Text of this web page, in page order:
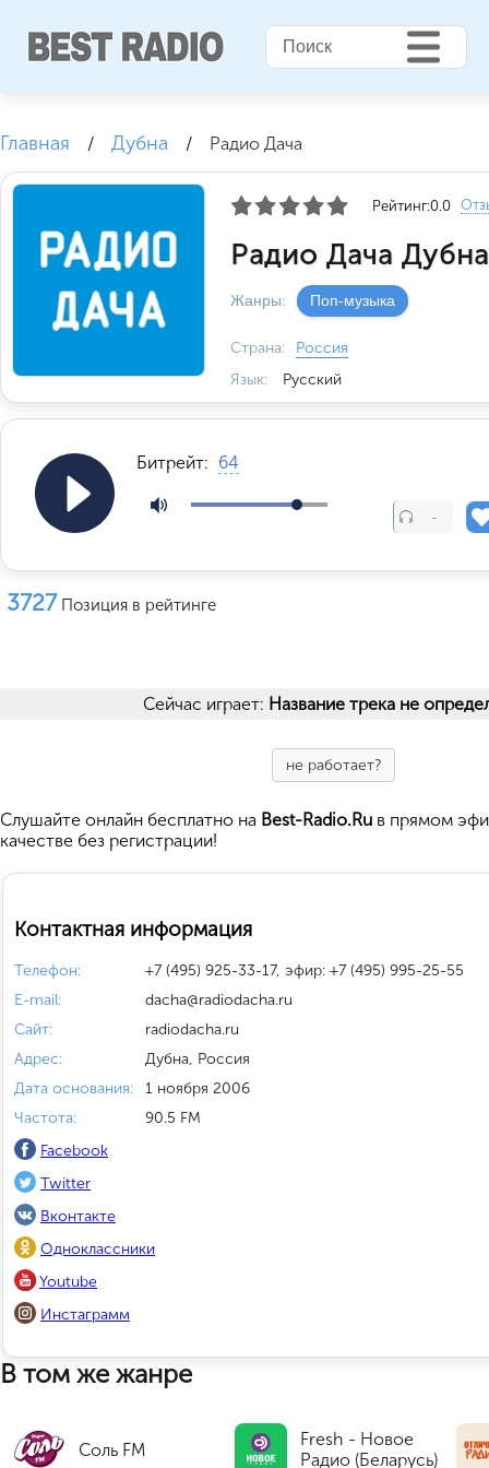
Главная / Дубна / Радио Дача
Рейтинг:0.0
Радио Дача
Жанры: Поп-музыка
Страна:
Россия
Язык:
Русский
Битрейт: 64
-
3727 Позиция в рейтинге
Сейчас играет: Название трека не
не работает?
Cлушайте онлайн бесплатно на Best-Radio.Ru в прямом
качестве без регистрации!
Контактная информация
Телефон:
+7 (495) 925-33-17, эфир: +7 (495) 995-25-55
E-mail:
dacha@radiodacha.ru
Сайт:
radiodacha.ru
Адрес:
Дубна, Россия
Дата основания:
1 ноября 2006
Частота:
90.5 FM
Facebook
Twitter
Вконтакте
Одноклассники
Youtube
Инстаграмм
В том же жанре
Соль FM
Fresh - Новое
Радио (Беларусь)